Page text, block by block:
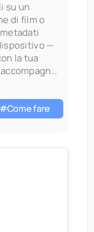
su un
di film o
—
la tua
#Come fare